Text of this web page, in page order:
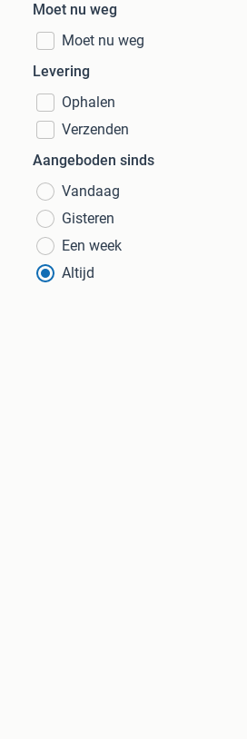
Moet nu weg
Moet nu weg
Levering
Ophalen
Verzenden
Aangeboden sinds
Vandaag
Gisteren
Een week
Altijd